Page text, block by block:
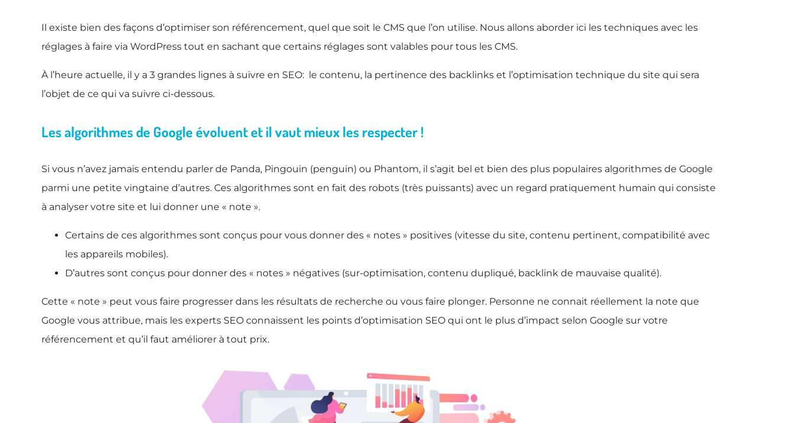
Il existe bien des façons d’optimiser son référencement, quel que soit le CMS que l’on utilise. Nous allons aborder ici les techniques avec les
réglages à faire via WordPress tout en sachant que certains réglages sont valables pour tous les CMS.
À l’heure actuelle, il y a 3 grandes lignes à suivre en SEO: le contenu, la pertinence des backlinks et l’optimisation technique du site qui sera
l’objet de ce qui va suivre ci-dessous.
Les algorithmes de Google évoluent et il vaut mieux les respecter !
Si vous n’avez jamais entendu parler de Panda, Pingouin (penguin) ou Phantom, il s’agit bel et bien des plus populaires algorithmes de Google
parmi une petite vingtaine d’autres. Ces algorithmes sont en fait des robots (très puissants) avec un regard pratiquement humain qui consiste
à analyser votre site et lui donner une « note ».
Certains de ces algorithmes sont conçus pour vous donner des « notes » positives (vitesse du site, contenu pertinent, compatibilité avec
les appareils mobiles).
D’autres sont conçus pour donner des « notes » négatives (sur-optimisation, contenu dupliqué, backlink de mauvaise qualité).
Cette « note » peut vous faire progresser dans les résultats de recherche ou vous faire plonger. Personne ne connait réellement la note que
Google vous attribue, mais les experts SEO connaissent les points d’optimisation SEO qui ont le plus d’impact selon Google sur votre
référencement et qu’il faut améliorer à tout prix.